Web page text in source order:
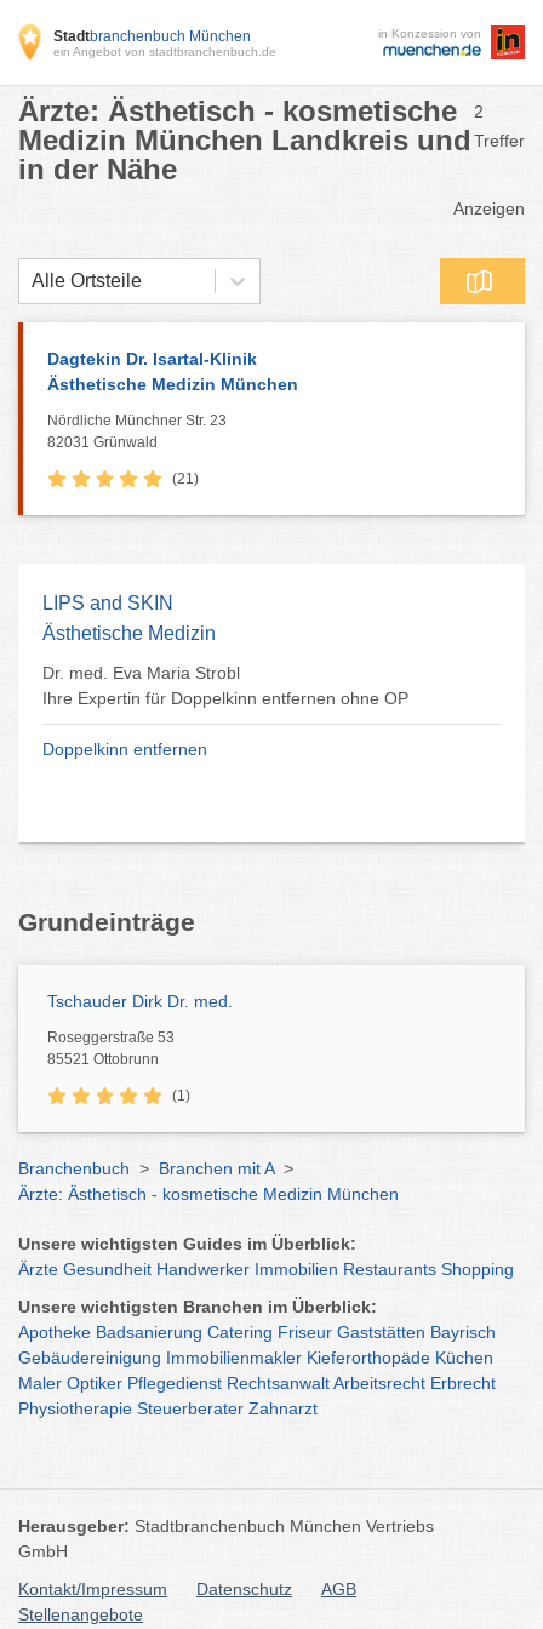
Stadtbranchenbuch München
ein Angebot von stadtbranchenbuch.de
in Konzession von
Ärzte: Ästhetisch - kosmetische
Medizin München Landkreis und
in der Nähe
2
Treffer
Anzeigen
Alle Ortsteile
Dagtekin Dr. Isartal-Klinik
Ästhetische Medizin München
Nördliche Münchner Str. 23
82031 Grünwald
(21)
LIPS and SKIN
Ästhetische Medizin
Dr. med. Eva Maria Strobl
Ihre Expertin für Doppelkinn entfernen ohne OP
Doppelkinn entfernen
Grundeinträge
Tschauder Dirk Dr. med.
Roseggerstraße 53
85521 Ottobrunn
(1)
Branchenbuch > Branchen mit A >
Ärzte: Ästhetisch - kosmetische Medizin München
Unsere wichtigsten Guides im Überblick:
Ärzte Gesundheit Handwerker Immobilien Restaurants Shopping
Unsere wichtigsten Branchen im Überblick:
Apotheke Badsanierung Catering Friseur Gaststätten Bayrisch
Gebäudereinigung Immobilienmakler Kieferorthopäde Küchen
Maler Optiker Pflegedienst RechtsanwaltArbeitsrecht Erbrecht
Physiotherapie Steuerberater Zahnarzt
Herausgeber: Stadtbranchenbuch München Vertriebs
GmbH
Kontakt/Impressum
Datenschutz
AGB
Stellenangebote